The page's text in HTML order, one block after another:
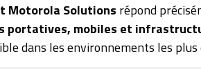
Motorola Solutions répond
portatives, mobiles et
dans les environnements les plus